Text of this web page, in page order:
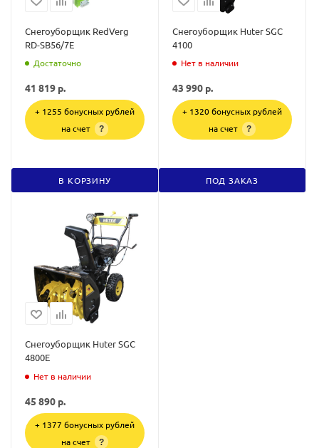
Снегоуборщик RedVerg
RD-SB56/7E
Достаточно
41 819 р.
+ 1255 бонусных рублей
на счет
?
В КОРЗИНУ
Снегоуборщик Huter SGC
4100
Нет в наличии
43 990 р.
+ 1320 бонусных рублей
на счет
?
ПОД ЗАКАЗ
Снегоуборщик Huter SGC
4800E
Нет в наличии
45 890 р.
+ 1377 бонусных рублей
на счет
?